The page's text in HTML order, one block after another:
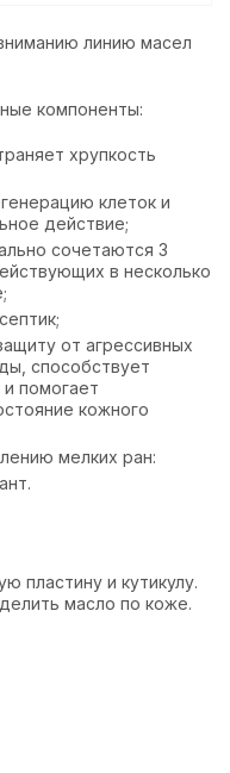
линию масел
компоненты:
хрупкость
клеток и
действие;
сочетаются 3
в несколько
от агрессивных
способствует
помогает
кожного
мелких ран:
пластину и кутикулу.
масло по коже.